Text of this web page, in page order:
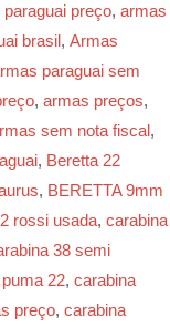
preço, armas
brasil, Armas
paraguai sem
, armas preços,
sem nota fiscal,
, Beretta 22
, BERETTA 9mm
rossi usada, carabina
38 semi
22, carabina
preço, carabina